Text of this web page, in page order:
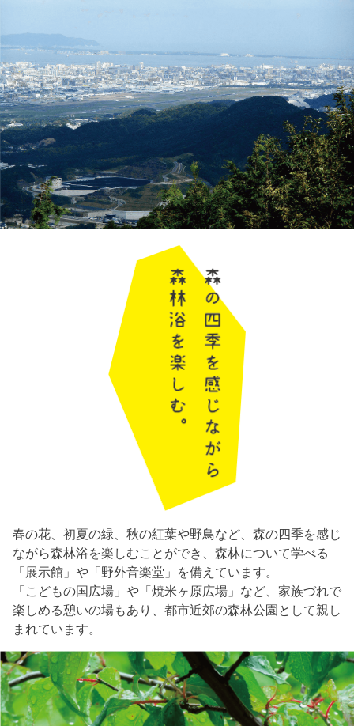
春の花、初夏の緑、秋の紅葉や野鳥など、森の四季を感じ
ながら森林浴を楽しむことができ、森林について学べる
「展示館」や「野外音楽堂」を備えています。
「こどもの国広場」や「焼米ヶ原広場」など、家族づれで
楽しめる憩いの場もあり、都市近郊の森林公園として親し
まれています。